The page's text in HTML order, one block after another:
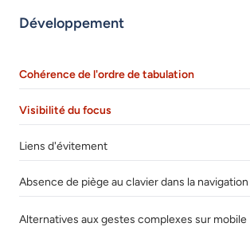
Développement
Cohérence de l'ordre de tabulation
Visibilité du focus
Liens d'évitement
Absence de piège au clavier dans la navigation
Alternatives aux gestes complexes sur mobile